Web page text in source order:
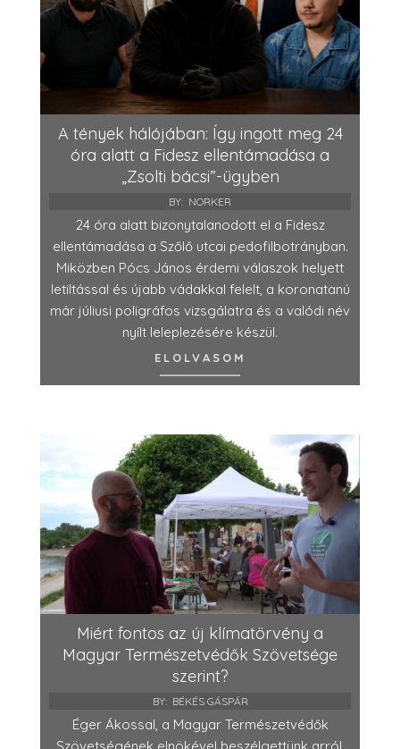
A tények hálójában: Így ingott meg 24
óra alatt a Fidesz ellentámadása a
„Zsolti bácsi”-ügyben
BY: NORKER
24 óra alatt bizonytalanodott el a Fidesz
ellentámadása a Szőlő utcai pedofilbotrányban.
Miközben Pócs János érdemi válaszok helyett
letiltással és újabb vádakkal felelt, a koronatanú
már júliusi poligráfos vizsgálatra és a valódi név
nyílt leleplezésére készül.
ELOLVASOM
Miért fontos az új klímatörvény a
Magyar Természetvédők Szövetsége
szerint?
BY: BÉKÉS GÁSPÁR
Éger Ákossal, a Magyar Természetvédők